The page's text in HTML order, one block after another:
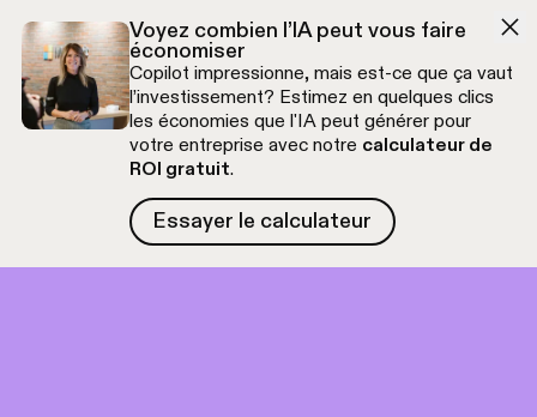
Voyez combien l’IA peut vous faire
économiser
Copilot impressionne, mais est-ce que ça vaut
l’investissement? Estimez en quelques clics
les économies que l'IA peut générer pour
votre entreprise avec notre calculateur de
ROI gratuit.
Essayer le calculateur
Essayer le calculateur